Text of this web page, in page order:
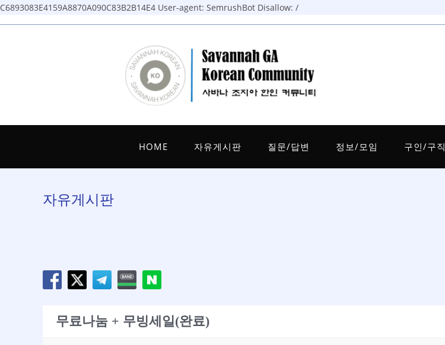
C6893083E4159A8870A090C83B2B14E4 User-agent: SemrushBot Disallow: /
Skip
HOME 자유게시판 질문/답변 정보/모임 구인/구직
자유게시판